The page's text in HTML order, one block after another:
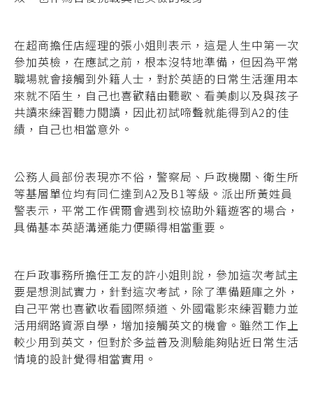
在超商擔任店經理的張小姐則表示，這是人生中第一次
參加英檢，在應試之前，根本沒特地準備，但因為平常
職場就會接觸到外籍人士，對於英語的日常生活運用本
來就不陌生，自己也喜歡藉由聽歌、看美劇以及與孩子
共讀來練習聽力閱讀，因此初試啼聲就能得到A2的佳
績，自己也相當意外。
公務人員部份表現亦不俗，警察局、戶政機關、衛生所
等基層單位均有同仁達到A2及B1等級。派出所黃姓員
警表示，平常工作偶爾會遇到校協助外籍遊客的場合，
具備基本英語溝通能力便顯得相當重要。
在戶政事務所擔任工友的許小姐則說，參加這次考試主
要是想測試實力，針對這次考試，除了準備題庫之外，
自己平常也喜歡收看國際頻道、外國電影來練習聽力並
活用網路資源自學，增加接觸英文的機會。雖然工作上
較少用到英文，但對於多益普及測驗能夠貼近日常生活
情境的設計覺得相當實用。